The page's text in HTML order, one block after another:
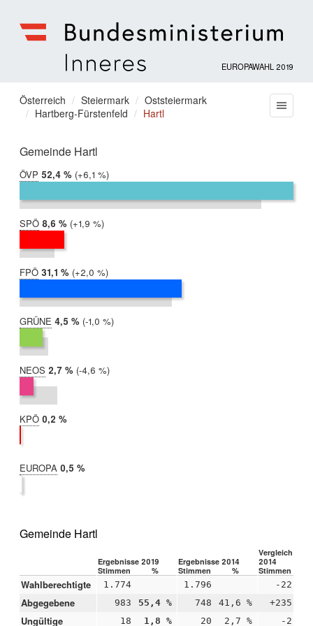
für
Inneres
EUROPAWAHL 2019
Sie
befinden
hier:
Österreich Steiermark
Oststeiermark
Hartberg-Fürstenfeld
Hartl
Gemeinde Hartl
ÖVP 2019:
52,4 %
2014:
46,3 %
Differenz:
+6,1 %
SPÖ 2019:
8,6 %
2014:
6,7 %
Differenz:
+1,9 %
FPÖ 2019:
31,1 %
2014:
29,1 %
Differenz:
+2,0 %
GRÜNE 2019:
4,5 %
2014:
5,5 %
Differenz:
-1,0 %
NEOS 2019:
2,7 %
2014:
7,3 %
Differenz:
-4,6 %
KPÖ 2019:
0,2 %
EUROPA 2019:
0,5 %
Gemeinde Hartl
Ergebnisse 2019 Ergebnisse 2014
Vergleich
2014
Stimmen
% Stimmen % Stimmen
Wahlberechtigte 1.774 1.796 -22
Abgegebene 983 55,4 % 748 41,6 % +235
Ungültige 18 1,8 % 20 2,7 % -2